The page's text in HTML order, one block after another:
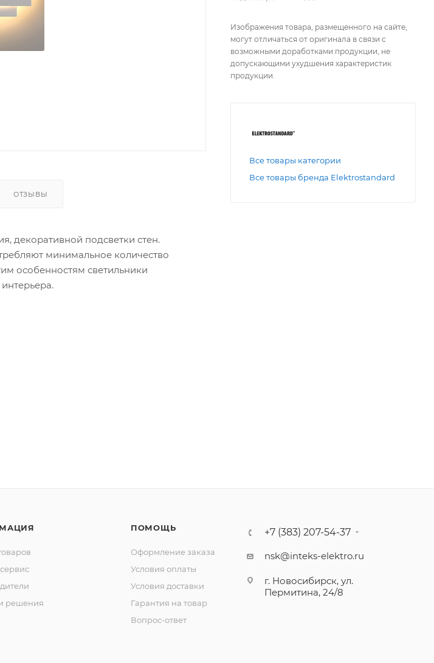
ОТЗЫВЫ
декоративной подсветки стен.
минимальное количество
особенностям светильники
Изображения товара, размещенного на сайте,
могут отличаться от оригинала в связи с
возможными доработками продукции, не
допускающими ухудшения характеристик
продукции.
Все товары категории
Все товары бренда Elektrostandard
решения
ПОМОЩЬ
Оформление заказа
Условия оплаты
Условия доставки
Гарантия на товар
Вопрос-ответ
+7 (383) 207-54-37
nsk@inteks-elektro.ru
г. Новосибирск, ул.
Пермитина, 24/8